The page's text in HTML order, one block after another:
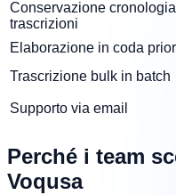
Conservazione cronologia
trascrizioni
Elaborazione in coda
Trascrizione bulk in batch
Supporto via email
Perché i team
Voqusa